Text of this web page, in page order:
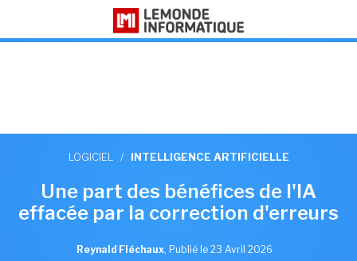
LOGICIEL / INTELLIGENCE ARTIFICIELLE
Une part des bénéfices de l'IA
effacée par la correction d'erreurs
Reynald Fléchaux, Publié le 23 Avril 2026